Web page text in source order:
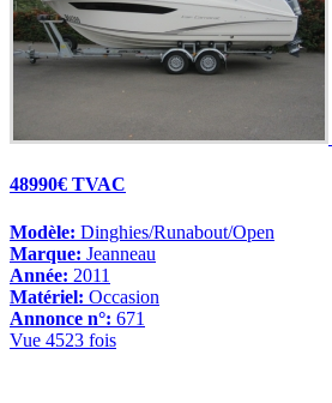
48990€ TVAC
Modèle: Dinghies/Runabout/Open
Marque: Jeanneau
Année: 2011
Matériel: Occasion
Annonce n°: 671
Vue 4523 fois